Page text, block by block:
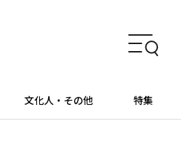
文化人・その他 特集